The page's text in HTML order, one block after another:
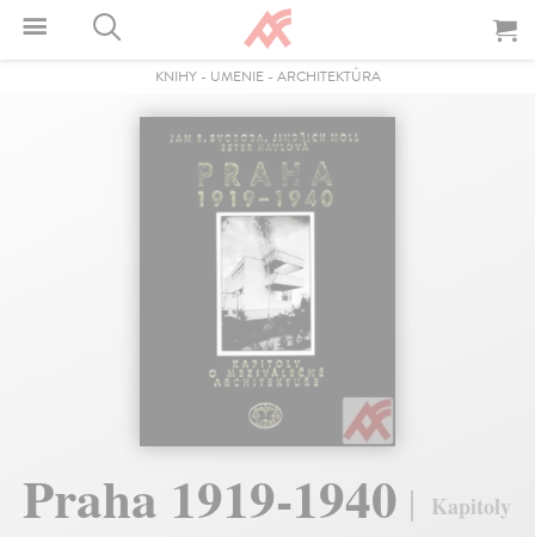
KNIHY- UMENIE- ARCHITEKTÚRA
Praha 1919-1940
Kapitoly